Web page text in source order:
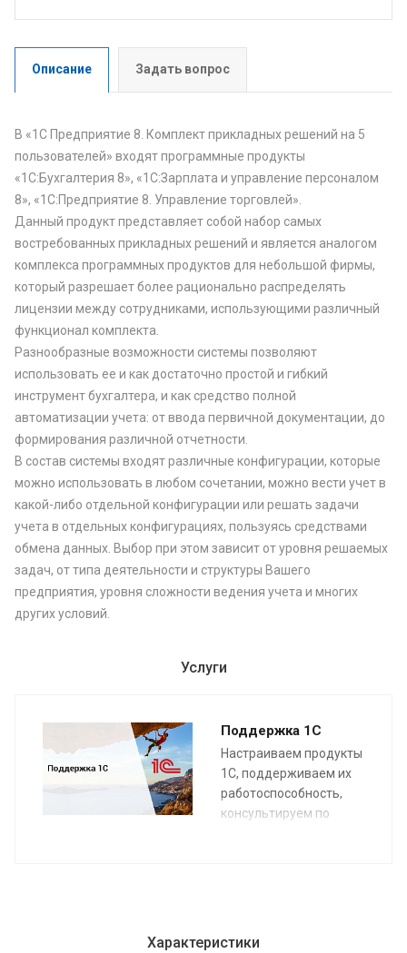
Описание Задать вопрос
В «1С Предприятие 8. Комплект прикладных решений на 5
пользователей» входят программные продукты
«1С:Бухгалтерия 8», «1С:Зарплата и управление персоналом
8», «1С:Предприятие 8. Управление торговлей».
Данный продукт представляет собой набор самых
востребованных прикладных решений и является аналогом
комплекса программных продуктов для небольшой фирмы,
который разрешает более рационально распределять
лицензии между сотрудниками, использующими различный
функционал комплекта.
Разнообразные возможности системы позволяют
использовать ее и как достаточно простой и гибкий
инструмент бухгалтера, и как средство полной
автоматизации учета: от ввода первичной документации, до
формирования различной отчетности.
В состав системы входят различные конфигурации, которые
можно использовать в любом сочетании, можно вести учет в
какой-либо отдельной конфигурации или решать задачи
учета в отдельных конфигурациях, пользуясь средствами
обмена данных. Выбор при этом зависит от уровня решаемых
задач, от типа деятельности и структуры Вашего
предприятия, уровня сложности ведения учета и многих
других условий.
Услуги
Поддержка 1С
Настраиваем продукты
1С, поддерживаем их
работоспособность,
консультируем по
Характеристики